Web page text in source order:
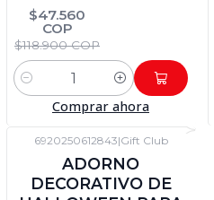
$47.560
COP
$118.900 COP
Cantidad
Comprar ahora
6920250612843|Gift Club
ADORNO
DECORATIVO DE